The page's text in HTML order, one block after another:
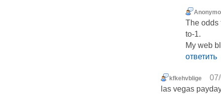
The odds
to-1.
My web
ответить
kfkehvblige
las vegas